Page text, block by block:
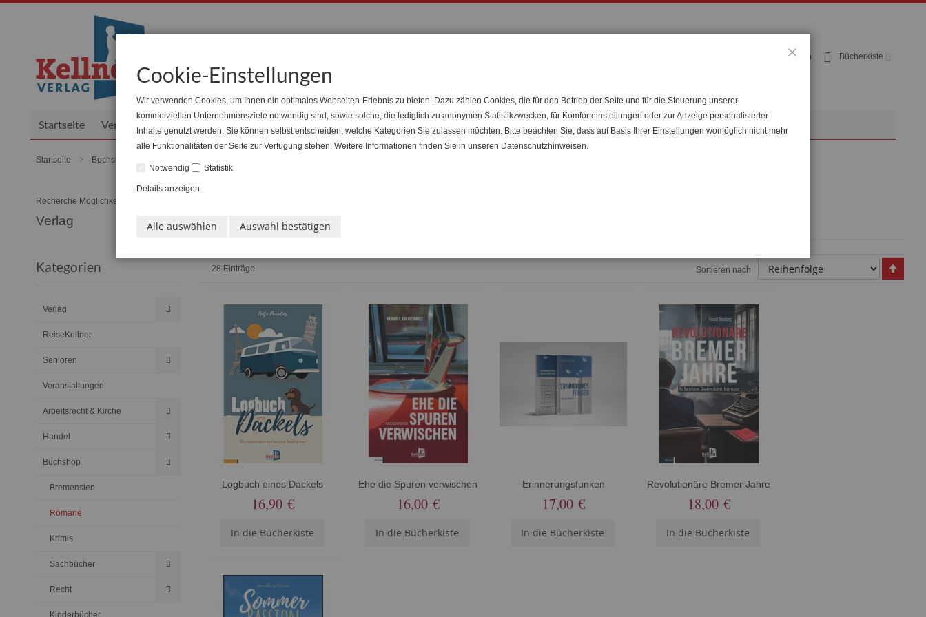
springen
Bücherkiste
Anmelden
Startseite Verlag ReiseKellner Senioren Veranstaltungen Arbeitsrecht & Kirche Handel Buchshop NachhilfeKellner
Startseite Buchshop
28 Einträge Sortieren nach
Logbuch eines Dackels
16,90 €
In die Bücherkiste
Ehe die Spuren verwischen
16,00 €
In die Bücherkiste
Erinnerungsfunken
17,00 €
In die Bücherkiste
Revolutionäre Bremer Jahre
18,00 €
In die Bücherkiste
Recherche Möglichkeiten
Verlag
Kategorien
Verlag
ReiseKellner
Senioren
Veranstaltungen
Arbeitsrecht & Kirche
Handel
Buchshop
Bremensien
Romane
Krimis
Sachbücher
Recht
Kinderbücher
Cookie-Einstellungen
Wir verwenden Cookies, um Ihnen ein optimales Webseiten-Erlebnis zu bieten. Dazu zählen Cookies, die für den Betrieb der Seite und für die Steuerung unserer
kommerziellen Unternehmensziele notwendig sind, sowie solche, die lediglich zu anonymen Statistikzwecken, für Komforteinstellungen oder zur Anzeige personalisierter
Inhalte genutzt werden. Sie können selbst entscheiden, welche Kategorien Sie zulassen möchten. Bitte beachten Sie, dass auf Basis Ihrer Einstellungen womöglich nicht mehr
alle Funktionalitäten der Seite zur Verfügung stehen. Weitere Informationen finden Sie in unseren Datenschutzhinweisen.
Notwendig Statistik
Details anzeigen
Alle auswählen Auswahl bestätigen